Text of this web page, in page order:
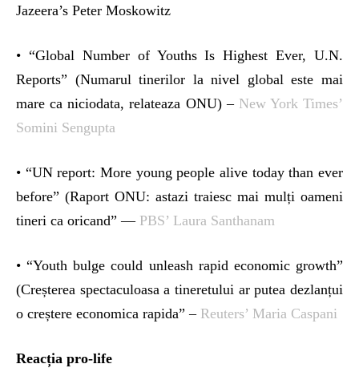
Jazeera’s Peter Moskowitz
• “Global Number of Youths Is Highest Ever, U.N.
Reports” (Numarul tinerilor la nivel global este mai
mare ca niciodata, relateaza ONU) – New York Times’
Somini Sengupta
• “UN report: More young people alive today than ever
before” (Raport ONU: astazi traiesc mai mulți oameni
tineri ca oricand” — PBS’ Laura Santhanam
• “Youth bulge could unleash rapid economic growth”
(Creșterea spectaculoasa a tineretului ar putea dezlanțui
o creștere economica rapida” – Reuters’ Maria Caspani
Reacția pro-life